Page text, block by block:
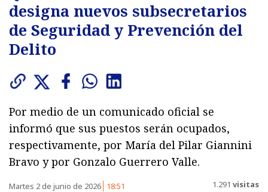
designa nuevos subsecretarios
de Seguridad y Prevención del
Delito
Por medio de un comunicado oficial se
informó que sus puestos serán ocupados,
respectivamente, por María del Pilar Giannini
Bravo y por Gonzalo Guerrero Valle.
Martes 2 de junio de 2026 18:51 1.291 visitas